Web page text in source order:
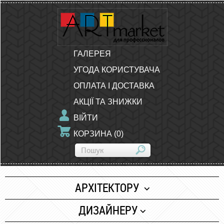
ГАЛЕРЕЯ
УГОДА КОРИСТУВАЧА
ОПЛАТА І ДОСТАВКА
АКЦІЇ ТА ЗНИЖКИ
ВІЙТИ
КОРЗИНА (0)
АРХІТЕКТОРУ
Папір
ДИЗАЙНЕРУ